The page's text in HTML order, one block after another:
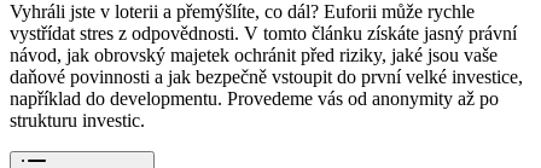
Vyhráli jste v loterii a přemýšlíte, co dál? Euforii může rychle
vystřídat stres z odpovědnosti. V tomto článku získáte jasný právní
návod, jak obrovský majetek ochránit před riziky, jaké jsou vaše
daňové povinnosti a jak bezpečně vstoupit do první velké investice,
například do developmentu. Provedeme vás od anonymity až po
strukturu investic.